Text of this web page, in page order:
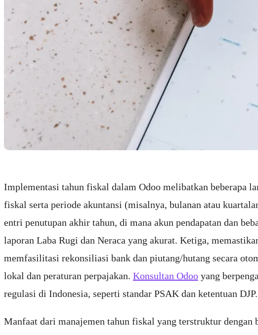
Implementasi tahun fiskal dalam Odoo melibatkan beberapa
fiskal serta periode akuntansi (misalnya, bulanan atau
entri penutupan akhir tahun, di mana akun pendapatan dan
laporan Laba Rugi dan Neraca yang akurat. Ketiga,
memfasilitasi rekonsiliasi bank dan piutang/hutang secara
lokal dan peraturan perpajakan. Konsultan Odoo yang
regulasi di Indonesia, seperti standar PSAK dan ketentuan DJP.
Manfaat dari manajemen tahun fiskal yang terstruktur